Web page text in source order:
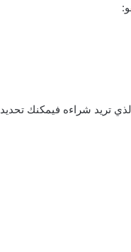
تريد شراءه فيمكنك تحديد